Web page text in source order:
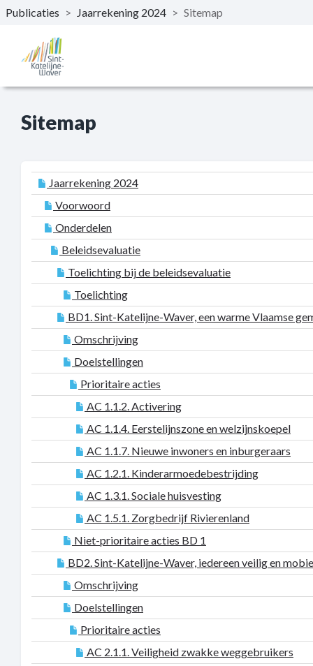
Naar hoofdinhoud
Publicaties > Jaarrekening 2024 > Sitemap
Sitemap
Jaarrekening 2024
Voorwoord
Onderdelen
Beleidsevaluatie
Toelichting bij de beleidsevaluatie
Toelichting
BD1. Sint-Katelijne-Waver, een warme Vlaamse
Omschrijving
Doelstellingen
Prioritaire acties
AC 1.1.2. Activering
AC 1.1.4. Eerstelijnszone en welzijnskoepel
AC 1.1.7. Nieuwe inwoners en inburgeraars
AC 1.2.1. Kinderarmoedebestrijding
AC 1.3.1. Sociale huisvesting
AC 1.5.1. Zorgbedrijf Rivierenland
Niet-prioritaire acties BD 1
BD2. Sint-Katelijne-Waver, iedereen veilig en
Omschrijving
Doelstellingen
Prioritaire acties
AC 2.1.1. Veiligheid zwakke weggebruikers